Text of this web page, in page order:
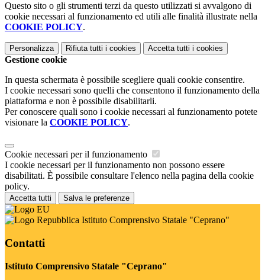
Questo sito o gli strumenti terzi da questo utilizzati si avvalgono di
cookie necessari al funzionamento ed utili alle finalità illustrate nella
COOKIE POLICY.
Personalizza Rifiuta tutti i cookies Accetta tutti i cookies
Gestione cookie
In questa schermata è possibile scegliere quali cookie consentire.
I cookie necessari sono quelli che consentono il funzionamento della
piattaforma e non è possibile disabilitarli.
Per conoscere quali sono i cookie necessari al funzionamento potete
visionare la COOKIE POLICY.
Cookie necessari per il funzionamento
I cookie necessari per il funzionamento non possono essere
disabilitati. È possibile consultare l'elenco nella pagina della cookie
policy.
Accetta tutti Salva le preferenze
Istituto Comprensivo Statale "Ceprano"
Contatti
Istituto Comprensivo Statale "Ceprano"